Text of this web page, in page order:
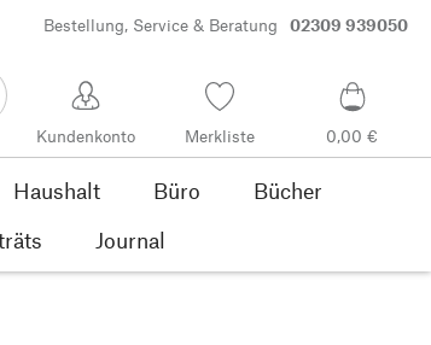
Bestellung, Service & Beratung 02309 939050
Kundenkonto Merkliste 0,00 €
Haushalt Büro
Bücher
Journal